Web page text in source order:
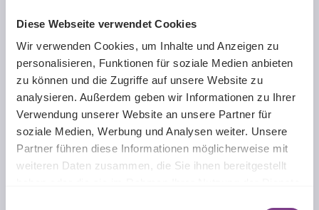
Diese Webseite verwendet Cookies
Wir verwenden Cookies, um Inhalte und Anzeigen zu
personalisieren, Funktionen für soziale Medien anbieten
zu können und die Zugriffe auf unsere Website zu
analysieren. Außerdem geben wir Informationen zu Ihrer
Verwendung unserer Website an unsere Partner für
soziale Medien, Werbung und Analysen weiter. Unsere
Partner führen diese Informationen möglicherweise mit
weiteren Daten zusammen, die Sie ihnen bereitgestellt
Tearlup